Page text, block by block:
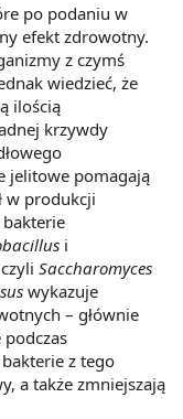
po podaniu w
efekt zdrowotny.
z czymś
wiedzieć, że
ilością
krzywdy
jelitowe pomagają
w produkcji
i
Saccharomyces
wykazuje
– głównie
z tego
a także zmniejszają